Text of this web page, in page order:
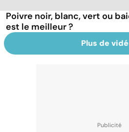
Poivre noir, blanc, vert ou
est le meilleur ?
Plus de